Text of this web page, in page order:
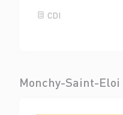
CDI
Monchy-Saint-Eloi